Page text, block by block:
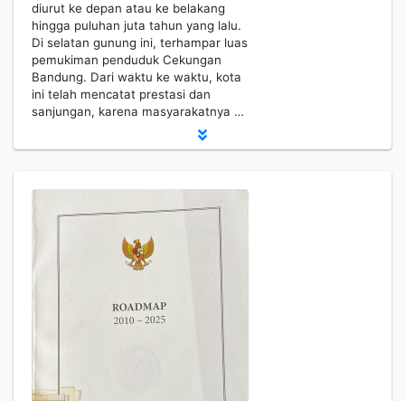
diurut ke depan atau ke belakang
hingga puluhan juta tahun yang lalu.
Di selatan gunung ini, terhampar luas
pemukiman penduduk Cekungan
Bandung. Dari waktu ke waktu, kota
ini telah mencatat prestasi dan
sanjungan, karena masyarakatnya …